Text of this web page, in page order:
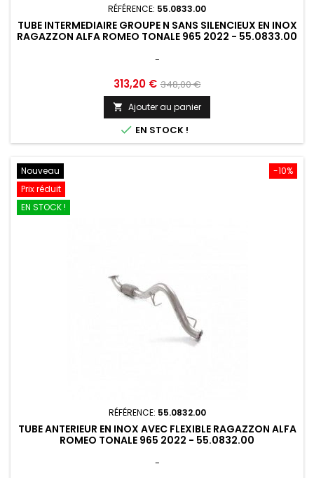
RÉFÉRENCE: 55.0833.00
TUBE INTERMEDIAIRE GROUPE N SANS SILENCIEUX EN INOX
RAGAZZON ALFA ROMEO TONALE 965 2022 - 55.0833.00
-
Prix
313,20 € Prix
de
base
348,00 €
 Ajouter au panier
 EN STOCK !
-10%
Nouveau
Prix réduit
EN STOCK !
RÉFÉRENCE: 55.0832.00
TUBE ANTERIEUR EN INOX AVEC FLEXIBLE RAGAZZON ALFA
ROMEO TONALE 965 2022 - 55.0832.00
-